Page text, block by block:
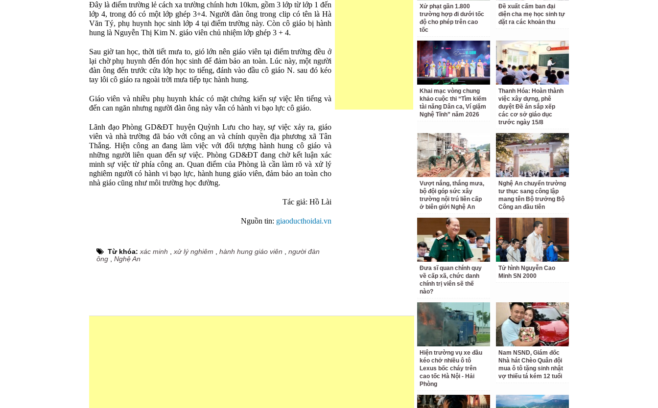
Đây là điểm trường lẻ cách xa trường chính hơn 10km, gồm 3 lớp từ lớp 1 đến
lớp 4, trong đó có một lớp ghép 3+4. Người đàn ông trong clip có tên là Hà
Văn Tý, phụ huynh học sinh lớp 4 tại điểm trường này. Còn cô giáo bị hành
hung là Nguyễn Thị Kim N. giáo viên chủ nhiệm lớp ghép 3 + 4.
Sau giờ tan học, thời tiết mưa to, gió lớn nên giáo viên tại điểm trường đều ở
lại chờ phụ huynh đến đón học sinh để đảm bảo an toàn. Lúc này, một người
đàn ông đến trước cửa lớp học to tiếng, đánh vào đầu cô giáo N. sau đó kéo
tay lôi cô giáo ra ngoài trời mưa tiếp tục hành hung.
Giáo viên và nhiều phụ huynh khác có mặt chứng kiến sự việc lên tiếng và
đến can ngăn nhưng người đàn ông này vẫn có hành vi bạo lực cô giáo.
Lãnh đạo Phòng GD&ĐT huyện Quỳnh Lưu cho hay, sự việc xảy ra, giáo
viên và nhà trường đã báo với công an và chính quyền địa phương xã Tân
Thắng. Hiện công an đang làm việc với đối tượng hành hung cô giáo và
những người liên quan đến sự việc. Phòng GD&ĐT đang chờ kết luận xác
minh sự việc từ phía công an. Quan điểm của Phòng là cần làm rõ và xử lý
nghiêm người có hành vi bạo lực, hành hung giáo viên, đảm bảo an toàn cho
nhà giáo cũng như môi trường học đường.
Tác giả: Hồ Lài
Nguồn tin: giaoducthoidai.vn
Từ khóa: xác minh xử lý nghiêm hành hung giáo viên
người đàn
ông
Nghệ An
Xử phạt gần 1.800
trường hợp đi dưới tốc
độ cho phép trên cao
tốc
Đề xuất cấm ban đại
diện cha mẹ học sinh tự
đặt ra các khoản thu
Khai mạc vòng chung
khảo cuộc thi “Tìm kiếm
tài năng Dân ca, Ví giặm
Nghệ Tĩnh” năm 2026
Thanh Hóa: Hoàn thành
việc xây dựng, phê
duyệt Đề án sắp xếp
các cơ sở giáo dục
trước ngày 15/8
Vượt nắng, thắng mưa,
bộ đội góp sức xây
trường nội trú liên cấp
ở biên giới Nghệ An
Nghệ An chuyển trường
tư thục sang công lập
mang tên Bộ trưởng Bộ
Công an đầu tiên
Đưa sĩ quan chính quy
về cấp xã, chức danh
chính trị viên sẽ thế
nào?
Tử hình Nguyễn Cao
Minh SN 2000
Hiện trường vụ xe đầu
kéo chở nhiều ô tô
Lexus bốc cháy trên
cao tốc Hà Nội - Hải
Phòng
Nam NSND, Giám đốc
Nhà hát Chèo Quân đội
mua ô tô tặng sinh nhật
vợ thiếu tá kém 12 tuổi